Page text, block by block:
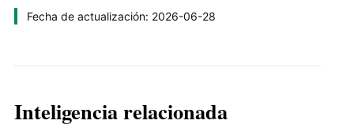
Fecha de actualización: 2026-06-28
Inteligencia relacionada